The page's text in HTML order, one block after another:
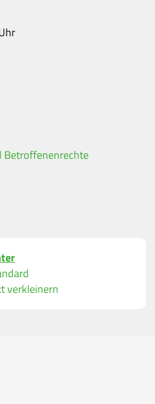
verkleinern
Felder sind
gültige E-Mail-Adresse ein.